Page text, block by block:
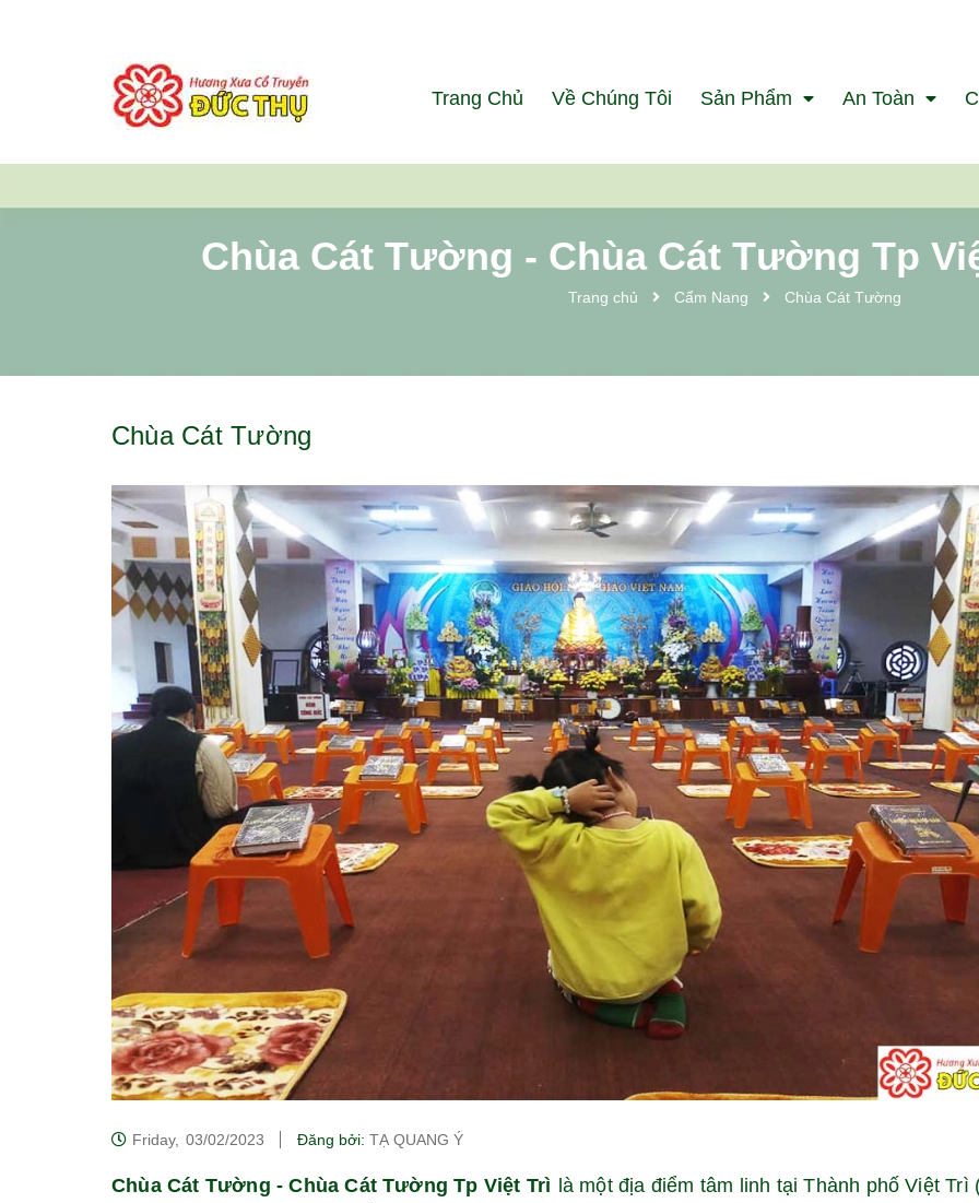
Trang Chủ Về Chúng Tôi Sản Phẩm An Toàn
Chùa Cát Tường - Chùa Cát Tường Tp
Trang chủ Cẩm Nang Chùa Cát Tường
Chùa Cát Tường
Friday, 03/02/2023 Đăng bởi: TẠ QUANG Ý
Chùa Cát Tường - Chùa Cát Tường Tp Việt Trì là một địa điểm tâm linh tại Thành phố Việt Trì